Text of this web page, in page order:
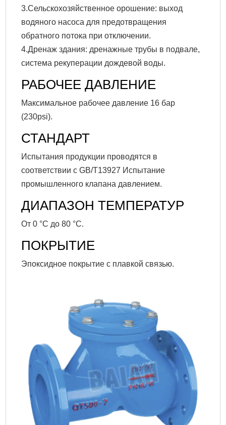
3.Сельскохозяйственное орошение: выход
водяного насоса для предотвращения
обратного потока при отключении.
4.Дренаж здания: дренажные трубы в подвале,
система рекуперации дождевой воды.
РАБОЧЕЕ ДАВЛЕНИЕ
Максимальное рабочее давление 16 бар
(230psi).
СТАНДАРТ
Испытания продукции проводятся в
соответствии с GB/T13927 Испытание
промышленного клапана давлением.
ДИАПАЗОН ТЕМПЕРАТУР
От 0 °C до 80 °C.
ПОКРЫТИЕ
Эпоксидное покрытие с плавкой связью.